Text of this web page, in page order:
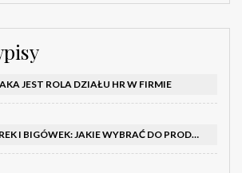
JEST ROLA DZIAŁU HR W FIRMIE
RODZAJE FALCAREK I BIGÓWEK: JAKIE WYBRAĆ DO PRODUKCJI?